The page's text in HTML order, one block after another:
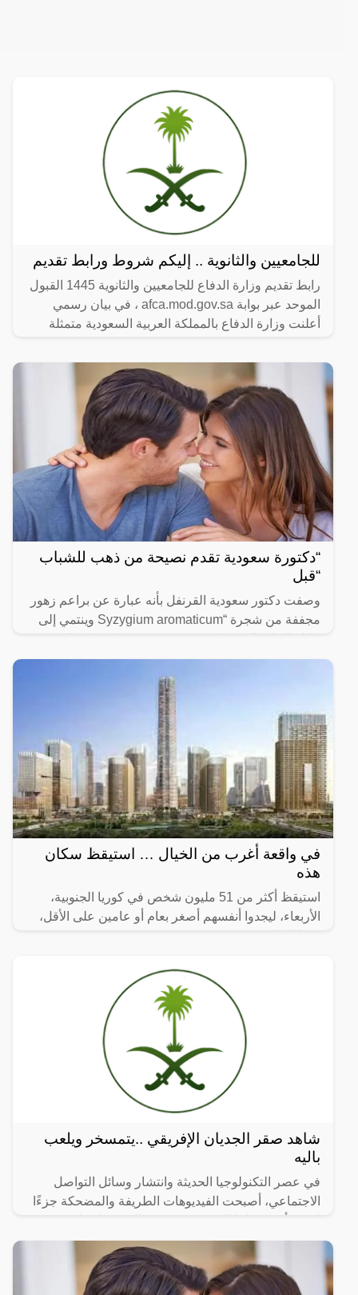
للجامعيين والثانوية .. إليكم شروط ورابط تقديم
رابط تقديم وزارة الدفاع للجامعيين والثانوية 1445 القبول
الموحد عبر بوابة afca.mod.gov.sa ، في بيان رسمي
أعلنت وزارة الدفاع بالمملكة العربية السعودية متمثلة
“دكتورة سعودية تقدم نصيحة من ذهب للشباب
“قبل
وصفت دكتور سعودية القرنفل بأنه عبارة عن براعم زهور
مجففة من شجرة “Syzygium aromaticum وينتمي إلى
ينمو في
في واقعة أغرب من الخيال … استيقظ سكان
هذه
استيقظ أكثر من 51 مليون شخص في كوريا الجنوبية،
الأربعاء، ليجدوا أنفسهم أصغر بعام أو عامين على الأقل،
شاهد صقر الجديان الإفريقي ..يتمسخر ويلعب
باليه
في عصر التكنولوجيا الحديثة وانتشار وسائل التواصل
الاجتماعي، أصبحت الفيديوهات الطريفة والمضحكة جزءًا
انتشرت